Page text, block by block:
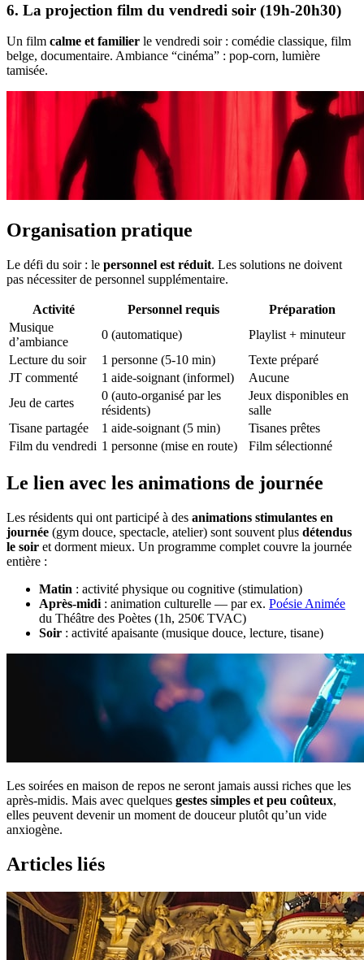
6. La projection film du vendredi soir (19h-20h30)
Un film calme et familier le vendredi soir : comédie classique, film
belge, documentaire. Ambiance “cinéma” : pop-corn, lumière
tamisée.
Organisation pratique
Le défi du soir : le personnel est réduit. Les solutions ne doivent
pas nécessiter de personnel supplémentaire.
Activité Personnel requis
Préparation
Musique
d’ambiance
0 (automatique)
Playlist + minuteur
Lecture du soir
1 personne (5-10 min)
Texte préparé
JT commenté
1 aide-soignant (informel)
Aucune
Jeu de cartes
0 (auto-organisé par les
résidents)
Jeux disponibles en
salle
Tisane partagée
1 aide-soignant (5 min)
Tisanes prêtes
Film du vendredi 1 personne (mise en route) Film sélectionné
Le lien avec les animations de journée
Les résidents qui ont participé à des animations stimulantes en
journée (gym douce, spectacle, atelier) sont souvent plus détendus
le soir et dorment mieux. Un programme complet couvre la journée
entière :
Matin : activité physique ou cognitive (stimulation)
Après-midi : animation culturelle — par ex. Poésie Animée
du Théâtre des Poètes (1h, 250€ TVAC)
Soir : activité apaisante (musique douce, lecture, tisane)
Les soirées en maison de repos ne seront jamais aussi riches que les
après-midis. Mais avec quelques gestes simples et peu coûteux,
elles peuvent devenir un moment de douceur plutôt qu’un vide
anxiogène.
Articles liés